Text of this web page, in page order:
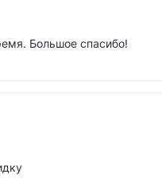
Большое спасибо!